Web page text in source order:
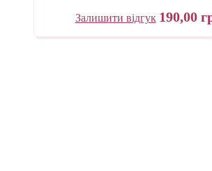
Залишити відгук 190,00